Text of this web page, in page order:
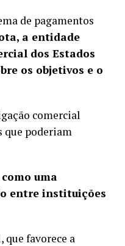
de pagamentos
a entidade
dos Estados
os objetivos e o
comercial
que poderiam
uma
entre instituições
que favorece a